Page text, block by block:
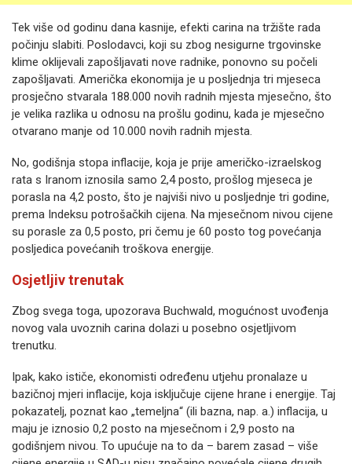
Tek više od godinu dana kasnije, efekti carina na tržište rada
počinju slabiti. Poslodavci, koji su zbog nesigurne trgovinske
klime oklijevali zapošljavati nove radnike, ponovno su počeli
zapošljavati. Američka ekonomija je u posljednja tri mjeseca
prosječno stvarala 188.000 novih radnih mjesta mjesečno, što
je velika razlika u odnosu na prošlu godinu, kada je mjesečno
otvarano manje od 10.000 novih radnih mjesta.
No, godišnja stopa inflacije, koja je prije američko-izraelskog
rata s Iranom iznosila samo 2,4 posto, prošlog mjeseca je
porasla na 4,2 posto, što je najviši nivo u posljednje tri godine,
prema Indeksu potrošačkih cijena. Na mjesečnom nivou cijene
su porasle za 0,5 posto, pri čemu je 60 posto tog povećanja
posljedica povećanih troškova energije.
Osjetljiv trenutak
Zbog svega toga, upozorava Buchwald, mogućnost uvođenja
novog vala uvoznih carina dolazi u posebno osjetljivom
trenutku.
Ipak, kako ističe, ekonomisti određenu utjehu pronalaze u
bazičnoj mjeri inflacije, koja isključuje cijene hrane i energije. Taj
pokazatelj, poznat kao „temeljna“ (ili bazna, nap. a.) inflacija, u
maju je iznosio 0,2 posto na mjesečnom i 2,9 posto na
godišnjem nivou. To upućuje na to da – barem zasad – više